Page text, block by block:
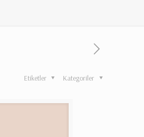
Kategoriler
Etiketler